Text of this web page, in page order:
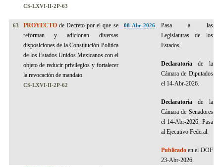
CS-LXVI-II-2P-63
63 PROYECTOde Decreto por el que se
reforman y adicionan diversas
disposiciones de la Constitución Política
de los Estados Unidos Mexicanos con el
objeto de reducir privilegios y fortalecer
la revocación de mandato.
CS-LXVI-II-2P-62
08-Abr-2026
Pasa a las
Legislaturas de los
Estados.
Declaratoria de la
Cámara de Diputados
el 14-Abr-2026.
Declaratoriade la
Cámara de Senadores
el 14-Abr-2026. Pasa
al Ejecutivo Federal.
Publicadoen el DOF
23-Abr-2026.